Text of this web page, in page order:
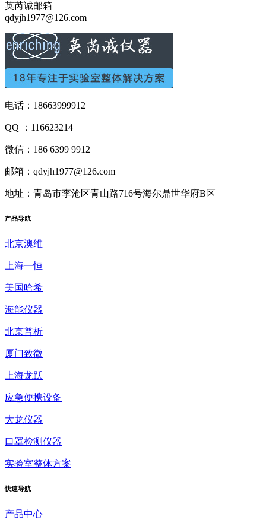
英芮诚邮箱
qdyjh1977@126.com
电话：18663999912
QQ ：116623214
微信：186 6399 9912
邮箱：qdyjh1977@126.com
地址：青岛市李沧区青山路716号海尔鼎世华府B区
产品导航
北京澳维
上海一恒
美国哈希
海能仪器
北京普析
厦门致微
上海龙跃
应急便携设备
大龙仪器
口罩检测仪器
实验室整体方案
快速导航
产品中心